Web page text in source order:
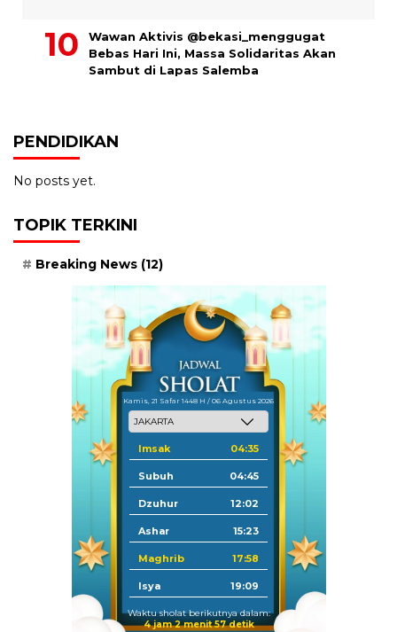
Wawan Aktivis @bekasi_menggugat
Bebas Hari Ini, Massa Solidaritas Akan
Sambut di Lapas Salemba
PENDIDIKAN
No posts yet.
TOPIK TERKINI
Breaking News (12)
Kamis, 21 Safar 1448 H / 06 Agustus 2026
Imsak 04:35
Subuh 04:45
Dzuhur 12:02
Ashar 15:23
Maghrib 17:58
Isya 19:09
Waktu sholat berikutnya dalam:
4 jam 2 menit 55 detik